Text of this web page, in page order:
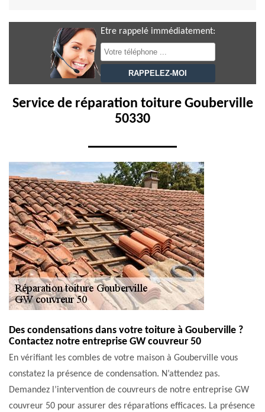
Etre rappelé immédiatement:
Service de réparation toiture Gouberville
50330
Des condensations dans votre toiture à Gouberville ?
Contactez notre entreprise GW couvreur 50
En vérifiant les combles de votre maison à Gouberville vous
constatez la présence de condensation. N’attendez pas.
Demandez l’intervention de couvreurs de notre entreprise GW
couvreur 50 pour assurer des réparations efficaces. La présence